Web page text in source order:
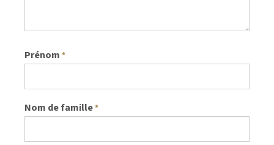
Prénom *
Nom de famille*